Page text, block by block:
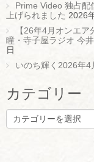
Prime Video 独占配
上げられました 2026
【26年4月オンエ
瞳・寺子屋ラジオ 今
日
いのち輝く2026年4
カテゴリー
カ
テ